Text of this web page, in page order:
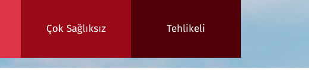
Çok Sağlıksız Tehlikeli